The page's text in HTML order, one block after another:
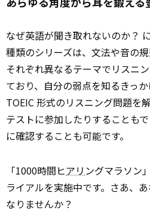
なぜ英語が聞き取れないのか？
種類のシリーズは、文法や音の規
それぞれ異なるテーマでリスニ
ており、自分の弱点を知るきっ
TOEIC 形式のリスニング問題を
テストに参加したりすることも
に確認することも可能です。
「1000時間ヒアリ ングマラソン
ライアルを実施中です。さあ、
なりませんか？